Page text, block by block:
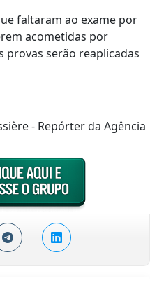
faltaram ao exame por
acometidas por
provas serão reaplicadas
- Repórter da Agência